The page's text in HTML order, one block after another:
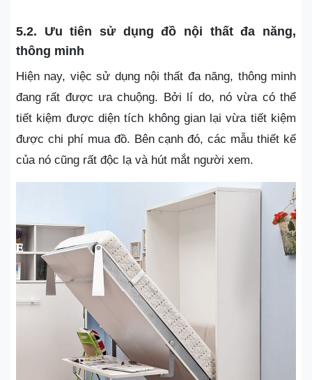
5.2. Ưu tiên sử dụng đồ nội thất đa năng,
thông minh
Hiện nay, việc sử dụng nội thất đa năng, thông minh
đang rất được ưa chuộng. Bởi lí do, nó vừa có thể
tiết kiệm được diện tích không gian lại vừa tiết kiệm
được chi phí mua đồ. Bên cạnh đó, các mẫu thiết kế
của nó cũng rất độc lạ và hút mắt người xem.